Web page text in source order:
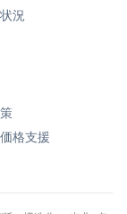
況
格支援